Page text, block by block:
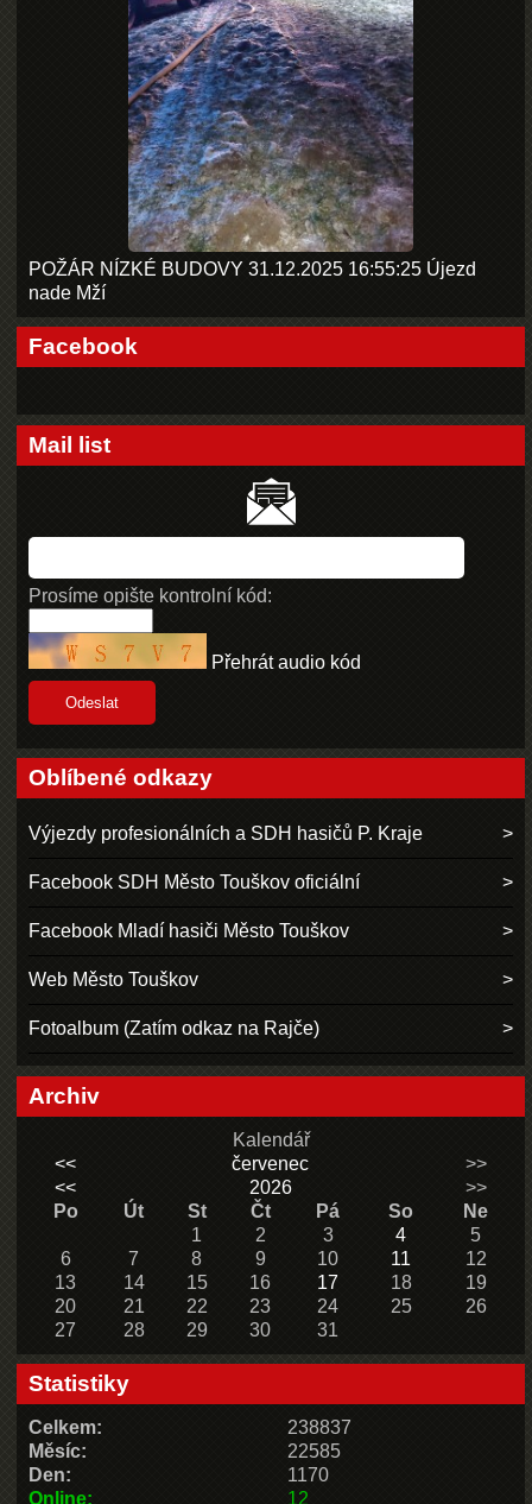
POŽÁR NÍZKÉ BUDOVY 31.12.2025 16:55:25 Újezd
nade Mží
Facebook
Mail list
Prosíme opište kontrolní kód:
Přehrát audio kód
Oblíbené odkazy
Výjezdy profesionálních a SDH hasičů P. Kraje
Facebook SDH Město Touškov oficiální
Facebook Mladí hasiči Město Touškov
Web Město Touškov
Fotoalbum (Zatím odkaz na Rajče)
Archiv
Kalendář
<<
červenec
>>
<<
2026
>>
Po
Út St Čt Pá So
Ne
1
2 3 4
5
6
7 8 9 10 11
12
13
14 15 16 17 18
19
20
21 22 23 24 25
26
27
28 29 30 31
Statistiky
Online: 12
Celkem:
238837
Měsíc:
22585
Den:
1170